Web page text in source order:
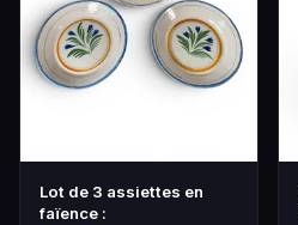
Lot de 3 assiettes en
faïence :